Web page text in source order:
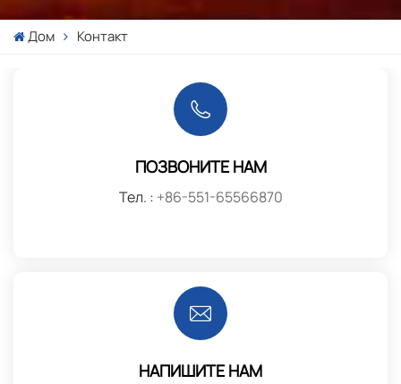
Дом Контакт
ПОЗВОНИТЕ НАМ
Тел. : +86-551-65566870
НАПИШИТЕ НАМ